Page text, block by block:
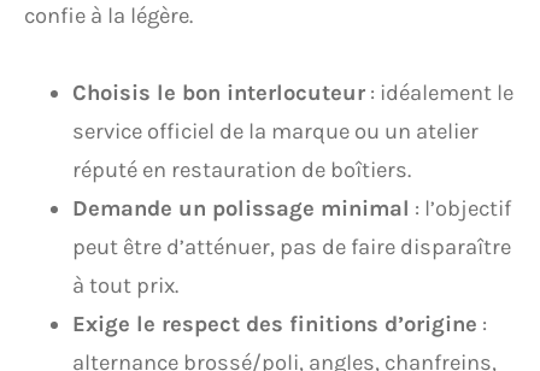
confie à la légère.
Choisis le bon interlocuteur : idéalement le
service officiel de la marque ou un atelier
réputé en restauration de boîtiers.
Demande un polissage minimal : l’objectif
peut être d’atténuer, pas de faire disparaître
à tout prix.
Exige le respect des finitions d’origine :
alternance brossé/poli, angles, chanfreins,